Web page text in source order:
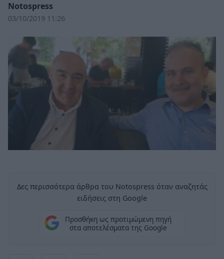
Notospress
03/10/2019 11:26
Δες περισσότερα άρθρα του Notospress όταν αναζητάς
ειδήσεις στη Google
Προσθήκη ως προτιμώμενη πηγή
στα αποτελέσματα της Google